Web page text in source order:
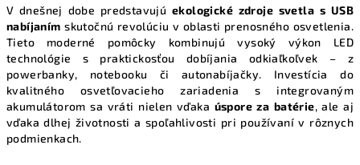
a
c
i
e
p
r
v
V dnešnej dobe predstavujú ekologické zdroje svetla s USB
nabíjaním skutočnú revolúciu v oblasti prenosného osvetlenia.
Tieto moderné pomôcky kombinujú vysoký výkon LED
technológie s praktickosťou dobíjania odkiaľkoľvek – z
powerbanky, notebooku či autonabíjačky. Investícia do
kvalitného osvetľovacieho zariadenia s integrovaným
akumulátorom sa vráti nielen vďaka úspore za batérie, ale aj
vďaka dlhej životnosti a spoľahlivosti pri používaní v rôznych
podmienkach.